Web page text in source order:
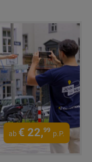
ab € 22,99 p.P.